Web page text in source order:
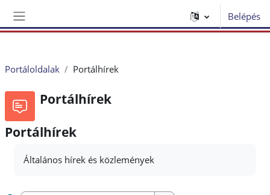
Oldalpanel
Belépés
Portáloldalak Portálhírek
Portálhírek
Portálhírek
Általános hírek és közlemények